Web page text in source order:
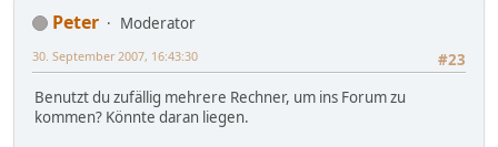
Peter
Moderator
#23
30. September 2007, 16:43:30
Benutzt du zufällig mehrere Rechner, um ins Forum zu
kommen? Könnte daran liegen.